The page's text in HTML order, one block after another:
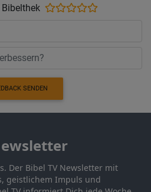
SENDEN
Der Bibel TV Newsletter mit
geistlichem Impuls und